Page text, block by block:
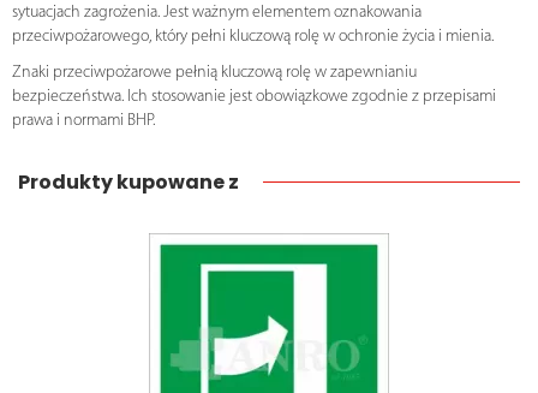
sytuacjach zagrożenia. Jest ważnym elementem oznakowania
przeciwpożarowego, który pełni kluczową rolę w ochronie życia i mienia.
Znaki przeciwpożarowe pełnią kluczową rolę w zapewnianiu
bezpieczeństwa. Ich stosowanie jest obowiązkowe zgodnie z przepisami
prawa i normami BHP.
Produkty kupowane z